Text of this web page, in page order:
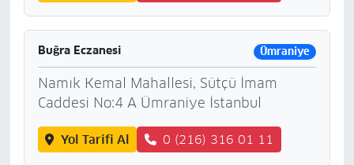
Buğra Eczanesi Ümraniye
Namık Kemal Mahallesi, Sütçü İmam
Caddesi No:4 A Ümraniye İstanbul
Yol Tarifi Al 0 (216) 316 01 11